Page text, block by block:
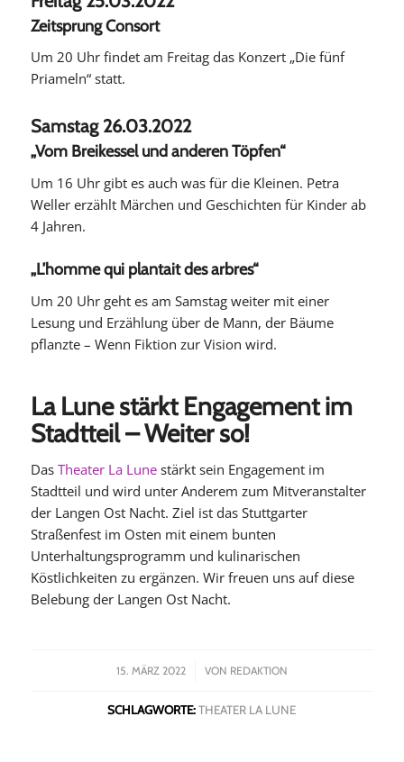
Zeitsprung Consort
Um 20 Uhr findet am Freitag das Konzert „Die fünf
Priameln“ statt.
Samstag 26.03.2022
„Vom Breikessel und anderen Töpfen“
Um 16 Uhr gibt es auch was für die Kleinen. Petra
Weller erzählt Märchen und Geschichten für Kinder ab
4 Jahren.
„L’homme qui plantait des arbres“
Um 20 Uhr geht es am Samstag weiter mit einer
Lesung und Erzählung über de Mann, der Bäume
pflanzte – Wenn Fiktion zur Vision wird.
La Lune stärkt Engagement im
Stadtteil – Weiter so!
Das Theater La Lunestärkt sein Engagement im
Stadtteil und wird unter Anderem zum Mitveranstalter
der Langen Ost Nacht. Ziel ist das Stuttgarter
Straßenfest im Osten mit einem bunten
Unterhaltungsprogramm und kulinarischen
Köstlichkeiten zu ergänzen. Wir freuen uns auf diese
Belebung der Langen Ost Nacht.
15. MÄRZ 2022
/ VON REDAKTION
SCHLAGWORTE: THEATER LA LUNE